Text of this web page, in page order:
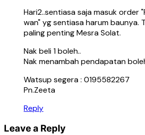
Hari2..sentiasa saja masuk order
wan" yg sentiasa harum baunya.
paling penting Mesra Solat.
Nak beli 1 boleh..
Nak menambah pendapatan
Watsup segera : 0195582267
Pn.Zeeta
Reply
Leave a Reply